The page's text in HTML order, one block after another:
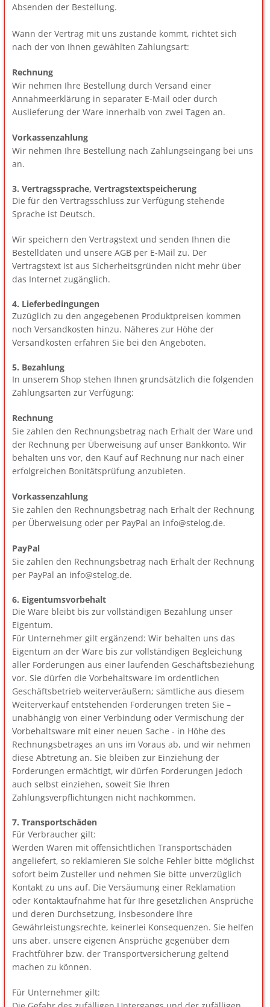
Absenden der Bestellung.
Wann der Vertrag mit uns zustande kommt, richtet sich
nach der von Ihnen gewählten Zahlungsart:
Rechnung
Wir nehmen Ihre Bestellung durch Versand einer
Annahmeerklärung in separater E-Mail oder durch
Auslieferung der Ware innerhalb von zwei Tagen an.
Vorkassenzahlung
Wir nehmen Ihre Bestellung nach Zahlungseingang bei uns
an.
3. Vertragssprache, Vertragstextspeicherung
Die für den Vertragsschluss zur Verfügung stehende
Sprache ist Deutsch.
Wir speichern den Vertragstext und senden Ihnen die
Bestelldaten und unsere AGB per E-Mail zu. Der
Vertragstext ist aus Sicherheitsgründen nicht mehr über
das Internet zugänglich.
4. Lieferbedingungen
Zuzüglich zu den angegebenen Produktpreisen kommen
noch Versandkosten hinzu. Näheres zur Höhe der
Versandkosten erfahren Sie bei den Angeboten.
5. Bezahlung
In unserem Shop stehen Ihnen grundsätzlich die folgenden
Zahlungsarten zur Verfügung:
Rechnung
Sie zahlen den Rechnungsbetrag nach Erhalt der Ware und
der Rechnung per Überweisung auf unser Bankkonto. Wir
behalten uns vor, den Kauf auf Rechnung nur nach einer
erfolgreichen Bonitätsprüfung anzubieten.
Vorkassenzahlung
Sie zahlen den Rechnungsbetrag nach Erhalt der Rechnung
per Überweisung oder per PayPal an info@stelog.de.
PayPal
Sie zahlen den Rechnungsbetrag nach Erhalt der Rechnung
per PayPal an info@stelog.de.
6. Eigentumsvorbehalt
Die Ware bleibt bis zur vollständigen Bezahlung unser
Eigentum.
Für Unternehmer gilt ergänzend: Wir behalten uns das
Eigentum an der Ware bis zur vollständigen Begleichung
aller Forderungen aus einer laufenden Geschäftsbeziehung
vor. Sie dürfen die Vorbehaltsware im ordentlichen
Geschäftsbetrieb weiterveräußern; sämtliche aus diesem
Weiterverkauf entstehenden Forderungen treten Sie –
unabhängig von einer Verbindung oder Vermischung der
Vorbehaltsware mit einer neuen Sache - in Höhe des
Rechnungsbetrages an uns im Voraus ab, und wir nehmen
diese Abtretung an. Sie bleiben zur Einziehung der
Forderungen ermächtigt, wir dürfen Forderungen jedoch
auch selbst einziehen, soweit Sie Ihren
Zahlungsverpflichtungen nicht nachkommen.
7. Transportschäden
Für Verbraucher gilt:
Werden Waren mit offensichtlichen Transportschäden
angeliefert, so reklamieren Sie solche Fehler bitte möglichst
sofort beim Zusteller und nehmen Sie bitte unverzüglich
Kontakt zu uns auf. Die Versäumung einer Reklamation
oder Kontaktaufnahme hat für Ihre gesetzlichen Ansprüche
und deren Durchsetzung, insbesondere Ihre
Gewährleistungsrechte, keinerlei Konsequenzen. Sie helfen
uns aber, unsere eigenen Ansprüche gegenüber dem
Frachtführer bzw. der Transportversicherung geltend
machen zu können.
Für Unternehmer gilt: